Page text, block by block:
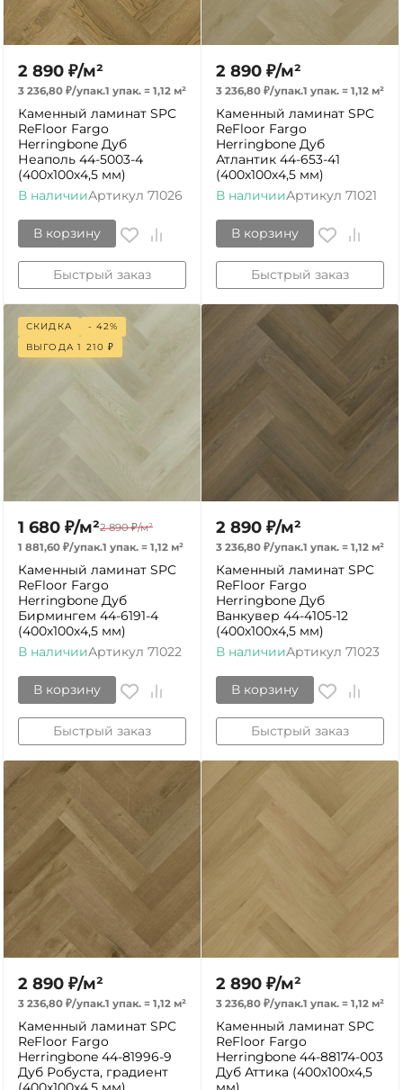
2 890 ₽/м²
3 236,80 ₽/упак.1 упак. = 1,12 м²
Каменный ламинат SPC
ReFloor Fargo
Herringbone Дуб
Неаполь 44-5003-4
(400х100х4,5 мм)
В наличииАртикул 71026
В корзину
Быстрый заказ
2 890 ₽/м²
3 236,80 ₽/упак.1 упак. = 1,12 м²
Каменный ламинат SPC
ReFloor Fargo
Herringbone Дуб
Атлантик 44-653-41
(400х100х4,5 мм)
В наличииАртикул 71021
В корзину
Быстрый заказ
СКИДКА
- 42%
ВЫГОДА1 210 ₽
1 680 ₽/м²2 890 ₽/м²
1 881,60 ₽/упак.1 упак. = 1,12 м²
Каменный ламинат SPC
ReFloor Fargo
Herringbone Дуб
Бирмингем 44-6191-4
(400х100х4,5 мм)
В наличииАртикул 71022
В корзину
Быстрый заказ
2 890 ₽/м²
3 236,80 ₽/упак.1 упак. = 1,12 м²
Каменный ламинат SPC
ReFloor Fargo
Herringbone Дуб
Ванкувер 44-4105-12
(400х100х4,5 мм)
В наличииАртикул 71023
В корзину
Быстрый заказ
2 890 ₽/м²
3 236,80 ₽/упак.1 упак. = 1,12 м²
Каменный ламинат SPC
ReFloor Fargo
Herringbone 44-81996-9
Дуб Робуста, градиент
2 890 ₽/м²
3 236,80 ₽/упак.1 упак. = 1,12 м²
Каменный ламинат SPC
ReFloor Fargo
Herringbone 44-88174-003
Дуб Аттика (400х100х4,5